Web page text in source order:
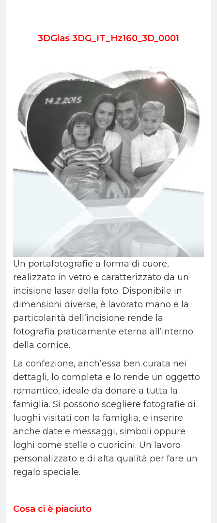
3DGlas 3DG_IT_Hz160_3D_0001
Un portafotografie a forma di cuore,
realizzato in vetro e caratterizzato da un
incisione laser della foto. Disponibile in
dimensioni diverse, è lavorato mano e la
particolarità dell’incisione rende la
fotografia praticamente eterna all’interno
della cornice.
La confezione, anch’essa ben curata nei
dettagli, lo completa e lo rende un oggetto
romantico, ideale da donare a tutta la
famiglia. Si possono scegliere fotografie di
luoghi visitati con la famiglia, e inserire
anche date e messaggi, simboli oppure
loghi come stelle o cuoricini. Un lavoro
personalizzato e di alta qualità per fare un
regalo speciale.
Cosa ci è piaciuto